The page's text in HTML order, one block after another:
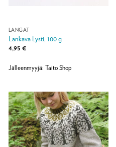
LANGAT
Lankava Lysti, 100 g
4,95 €
Jälleenmyyjä: Taito Shop